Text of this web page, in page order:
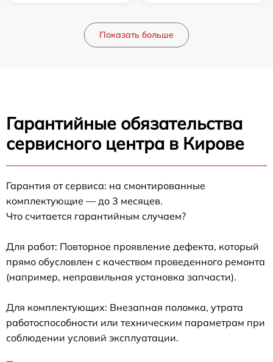
Показать больше
Гарантийные обязательства
сервисного центра в Кирове
Гарантия от сервиса: на смонтированные
комплектующие — до 3 месяцев.
Что считается гарантийным случаем?
Для работ: Повторное проявление дефекта, который
прямо обусловлен с качеством проведенного ремонта
(например, неправильная установка запчасти).
Для комплектующих: Внезапная поломка, утрата
работоспособности или техническим параметрам при
соблюдении условий эксплуатации.